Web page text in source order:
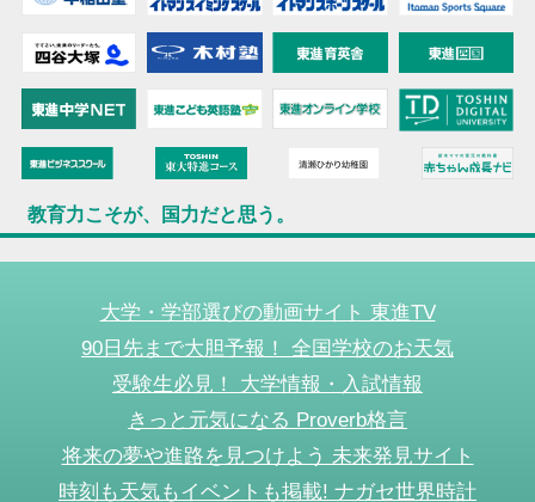
教育力こそが、国力だと思う。
大学・学部選びの動画サイト 東進TV
90日先まで大胆予報！ 全国学校のお天気
受験生必見！ 大学情報・入試情報
きっと元気になる Proverb格言
将来の夢や進路を見つけよう 未来発見サイト
時刻も天気もイベントも掲載! ナガセ世界時計